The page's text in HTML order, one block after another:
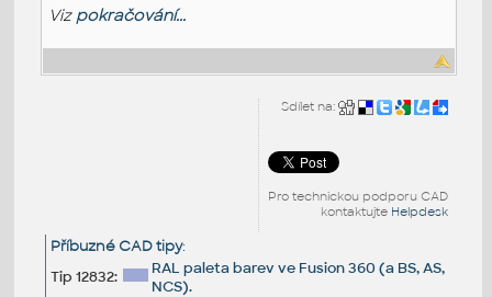
Viz pokračování...
Sdílet na:
Pro technickou podporu CAD
kontaktujte Helpdesk
Příbuzné CAD tipy:
Tip 12832:
RAL paleta barev ve Fusion 360 (a BS, AS,
NCS).